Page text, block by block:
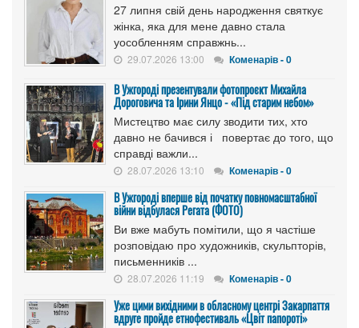
27 липня свій день народження святкує
жінка, яка для мене давно стала
уособленням справжнь...
29.07.2026 13:00 Коменарів - 0
В Ужгороді презентували фотопроєкт Михайла
Дороговича та Ірини Янцо - «Під старим небом»
Мистецтво має силу зводити тих, хто
давно не бачився і повертає до того, що
справді важли...
28.07.2026 13:10 Коменарів - 0
В Ужгороді вперше від початку повномасштабної
війни відбулася Регата (ФОТО)
Ви вже мабуть помітили, що я частіше
розповідаю про художників, скульпторів,
письменників ...
28.07.2026 11:19 Коменарів - 0
Уже цими вихідними в обласному центрі Закарпаття
вдруге пройде етнофестиваль «Цвіт папороті»